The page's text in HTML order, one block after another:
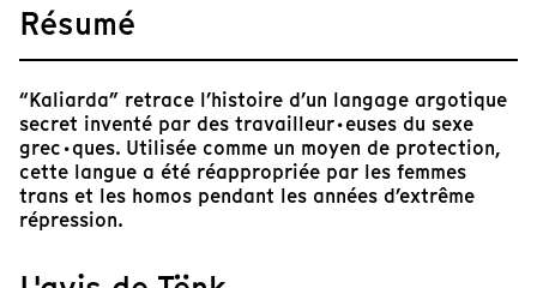
Résumé
“Kaliarda” retrace l’histoire d’un langage argotique
secret inventé par des travailleur·euses du sexe
grec·ques. Utilisée comme un moyen de protection,
cette langue a été réappropriée par les femmes
trans et les homos pendant les années d’extrême
répression.